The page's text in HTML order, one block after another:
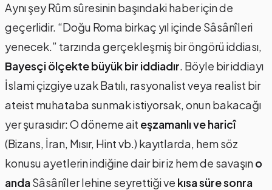
Aynı şey Rûm sûresinin başındaki haber için de
geçerlidir. “Doğu Roma birkaç yıl içinde Sâsânîleri
yenecek.” tarzında gerçekleşmiş bir öngörü iddiası,
Bayesçi ölçekte büyük bir iddiadır. Böyle bir iddiayı
İslami çizgiye uzak Batılı, rasyonalist veya realist bir
ateist muhataba sunmak istiyorsak, onun bakacağı
yer şurasıdır: O döneme ait eşzamanlı ve haricî
(Bizans, İran, Mısır, Hint vb.) kayıtlarda, hem söz
konusu ayetlerin indiğine dair bir iz hem de savaşıno
andaSâsânîler lehine seyrettiği ve kısa süre sonra